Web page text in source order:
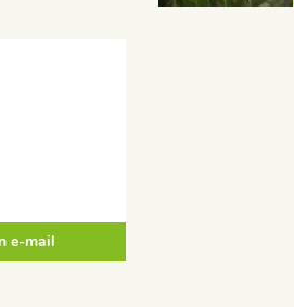
e-mail